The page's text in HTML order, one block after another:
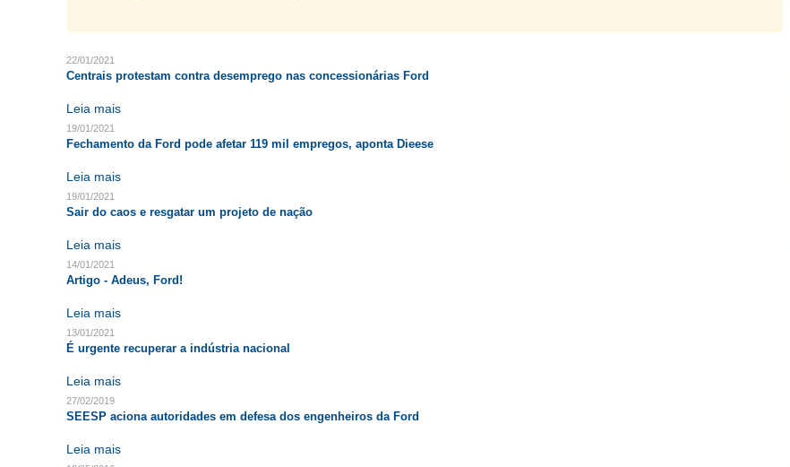
22/01/2021
Centrais protestam contra desemprego nas concessionárias Ford
Leia mais
19/01/2021
Fechamento da Ford pode afetar 119 mil empregos, aponta Dieese
Leia mais
19/01/2021
Sair do caos e resgatar um projeto de nação
Leia mais
14/01/2021
Artigo - Adeus, Ford!
Leia mais
13/01/2021
É urgente recuperar a indústria nacional
Leia mais
27/02/2019
SEESP aciona autoridades em defesa dos engenheiros da Ford
Leia mais